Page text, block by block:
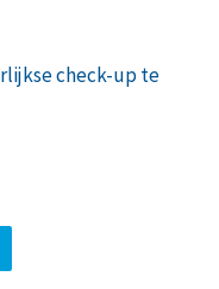
check-up te